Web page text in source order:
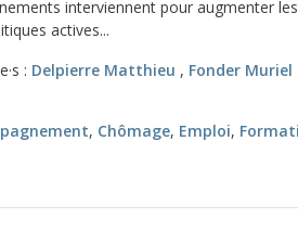
interviennent pour augmenter
actives...
: Delpierre Matthieu , Fonder Muriel
, Chômage, Emploi,